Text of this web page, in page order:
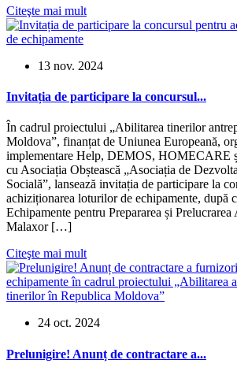
Citeşte mai mult
13 nov. 2024
Invitația de participare la concursul...
În cadrul proiectului „Abilitarea tinerilor
Moldova”, finanțat de Uniunea Europeană,
implementare Help, DEMOS, HOMECARE
cu Asociația Obștească „Asociația de
Socială”, lansează invitația de participare la
achiziționarea loturilor de echipamente, după
Echipamente pentru Prepararea și
Malaxor […]
Citeşte mai mult
24 oct. 2024
Prelunigire! Anunț de contractare a...